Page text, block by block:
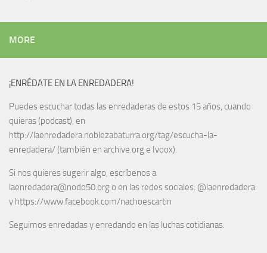
MORE
¡ENRÉDATE EN LA ENREDADERA!
Puedes escuchar todas las enredaderas de estos 15 años, cuando
quieras (podcast), en
http://laenredadera.noblezabaturra.org/tag/escucha-la-
enredadera/ (también en archive.org e Ivoox).
Si nos quieres sugerir algo, escríbenos a
laenredadera@nodo50.org o en las redes sociales: @laenredadera
y https://www.facebook.com/nachoescartin
Seguimos enredadas y enredando en las luchas cotidianas.